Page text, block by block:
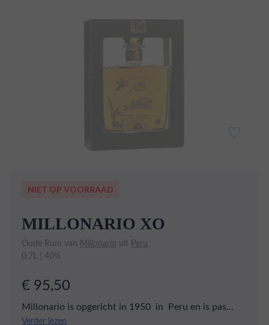
NIET OP VOORRAAD
MILLONARIO XO
Oude Rum van Millonario uit Peru
0,7L | 40%
€ 95,50
Millonario is opgericht in 1950 in Peru en is pas
sinds 2004 wereldwijd beschikbaar. De Millonario XO
Verder lezen